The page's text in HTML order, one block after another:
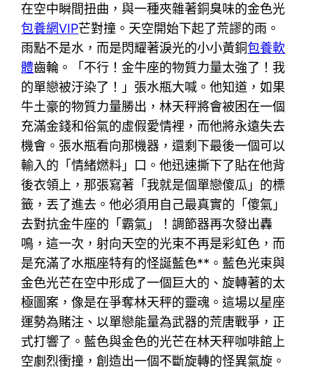
在空中瞬間扭曲，與一種夾雜著銅臭味的金色光
包養網VIP芒對撞。天空開始下起了荒謬的雨。
雨點不是水，而是閃耀著淚光的小小黃銅包養軟
體齒輪。「不行！金牛座的物質力量太強了！我
的單戀被汙染了！」張水瓶大喊。他知道，如果
牛土豪的物質力量勝出，林天秤將會被困在一個
充滿金錢和俗氣的虛假愛情裡，而他將永遠失去
機會。張水瓶看向那機器，還剩下最後一個可以
輸入的「情緒燃料」口。他迅速撕下了貼在他背
後衣領上，那張寫著「我就是個單戀傻瓜」的標
籤，丟了進去。他必須用自己最真實的「傻氣」
去對抗金牛座的「霸氣」！調節器再次發出轟
鳴，這一次，射向天空的光束不再是彩虹色，而
是充滿了水瓶座特有的怪誕藍色**。藍色光束與
金色光芒在空中形成了一個巨大的、旋轉著的太
極圖案，像是在爭奪林天秤的靈魂。這場以星座
運勢為賭注、以單戀能量為武器的荒唐戰爭，正
式打響了。藍色與金色的光芒在林天秤咖啡館上
空劇烈衝撞，創造出一個不斷旋轉的怪異氣旋。